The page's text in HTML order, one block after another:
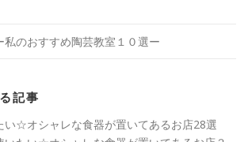
のおすすめ陶芸教室１０選ー
記事
い☆オシャレな食器が置いてあるお店28選